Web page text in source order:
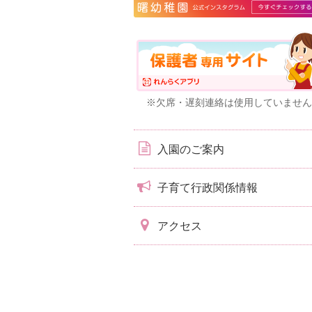
※欠席・遅刻連絡は使用していませ
入園のご案内
子育て行政関係情報
アクセス